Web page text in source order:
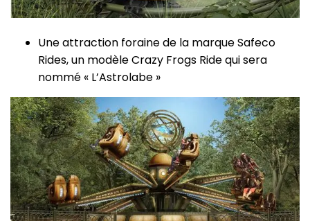
Une attraction foraine de la marque Safeco
Rides, un modèle Crazy Frogs Ride qui sera
nommé « L’Astrolabe »